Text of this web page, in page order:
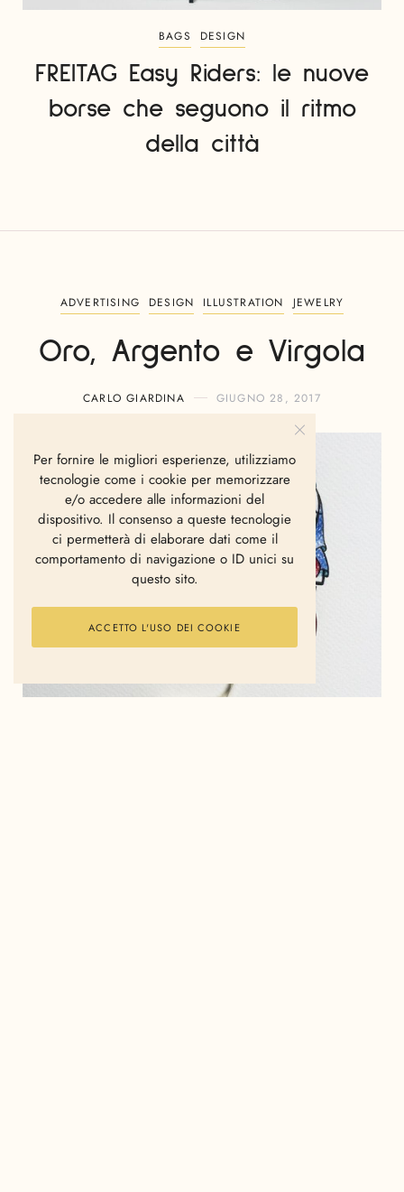
BAGS DESIGN
FREITAG Easy Riders: le nuove
borse che seguono il ritmo
della città
ADVERTISING DESIGN ILLUSTRATION JEWELRY
Oro, Argento e Virgola
CARLO GIARDINA GIUGNO 28, 2017
Per fornire le migliori esperienze, utilizziamo
tecnologie come i cookie per memorizzare
e/o accedere alle informazioni del
dispositivo. Il consenso a queste tecnologie
ci permetterà di elaborare dati come il
comportamento di navigazione o ID unici su
questo sito.
ACCETTO L'USO DEI COOKIE